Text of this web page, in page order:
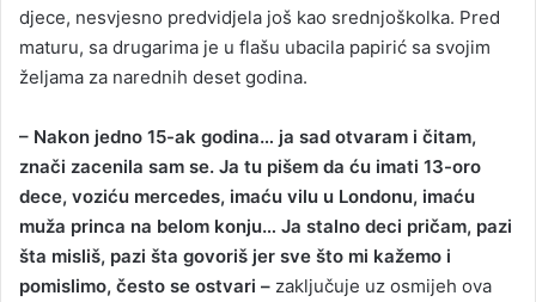
djece, nesvjesno predvidjela još kao srednjoškolka. Pred
maturu, sa drugarima je u flašu ubacila papirić sa svojim
željama za narednih deset godina.
– Nakon jedno 15-ak godina… ja sad otvaram i čitam,
znači zacenila sam se. Ja tu pišem da ću imati 13-oro
dece, voziću mercedes, imaću vilu u Londonu, imaću
muža princa na belom konju… Ja stalno deci pričam, pazi
šta misliš, pazi šta govoriš jer sve što mi kažemo i
pomislimo, često se ostvari – zaključuje uz osmijeh ova